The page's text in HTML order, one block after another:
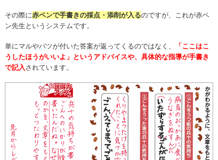
その際に赤ペンで手書きの採点・添削が入るのですが、これが赤ペ
ン先生というシステムです。
単にマルやバツが付いた答案が返ってくるのではなく、
「ここはこ
うしたほうがいいよ」というアドバイスや、具体的な指導が手書き
で記入されています。